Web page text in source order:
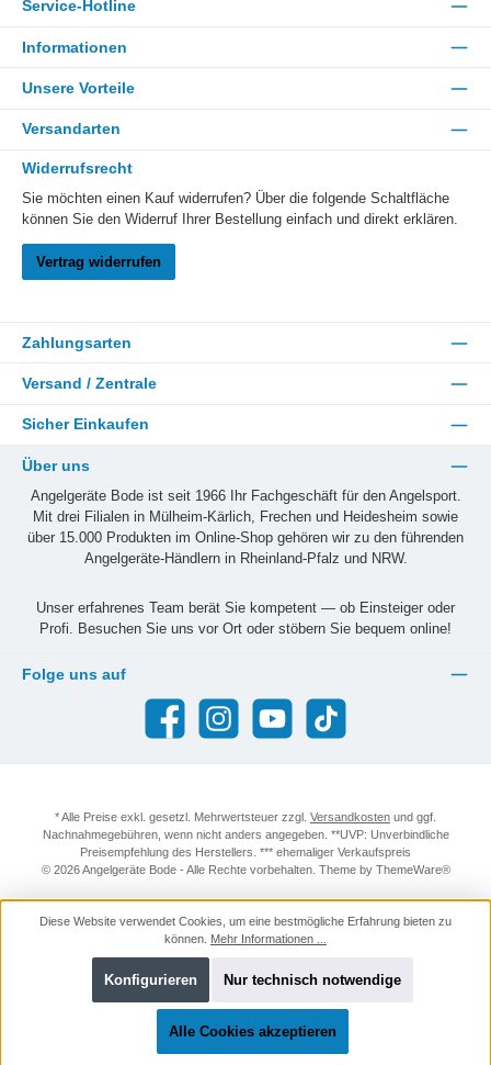
Service-Hotline
Informationen
Unsere Vorteile
Versandarten
Widerrufsrecht
Sie möchten einen Kauf widerrufen? Über die folgende Schaltfläche
können Sie den Widerruf Ihrer Bestellung einfach und direkt erklären.
Vertrag widerrufen
Zahlungsarten
Versand / Zentrale
Sicher Einkaufen
Über uns
Angelgeräte Bode ist seit 1966 Ihr Fachgeschäft für den Angelsport.
Mit drei Filialen in Mülheim-Kärlich, Frechen und Heidesheim sowie
über 15.000 Produkten im Online-Shop gehören wir zu den führenden
Angelgeräte-Händlern in Rheinland-Pfalz und NRW.
Unser erfahrenes Team berät Sie kompetent — ob Einsteiger oder
Profi. Besuchen Sie uns vor Ort oder stöbern Sie bequem online!
Folge uns auf
Facebook Instagram YouTube TikTok
* Alle Preise exkl. gesetzl. Mehrwertsteuer zzgl. Versandkosten und ggf.
Nachnahmegebühren, wenn nicht anders angegeben. **UVP: Unverbindliche
Preisempfehlung des Herstellers. *** ehemaliger Verkaufspreis
© 2026 Angelgeräte Bode - Alle Rechte vorbehalten. Theme by ThemeWare®
Diese Website verwendet Cookies, um eine bestmögliche Erfahrung bieten zu
können. Mehr Informationen ...
Nur technisch notwendige
Konfigurieren
Alle Cookies akzeptieren